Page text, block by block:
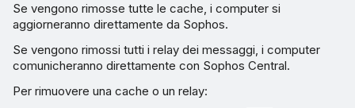
Se vengono rimosse tutte le cache, i computer si
aggiorneranno direttamente da Sophos.
Se vengono rimossi tutti i relay dei messaggi, i computer
comunicheranno direttamente con Sophos Central.
Per rimuovere una cache o un relay: